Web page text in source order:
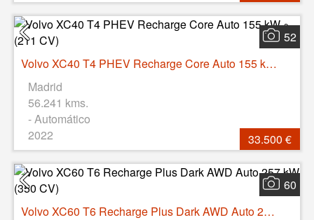
52
Volvo XC40 T4 PHEV Recharge Core Auto 155 kW (211 CV)
Madrid
56.241 kms.
- Automático
2022
33.500 €
60
Volvo XC60 T6 Recharge Plus Dark AWD Auto 257 kW (350 CV)